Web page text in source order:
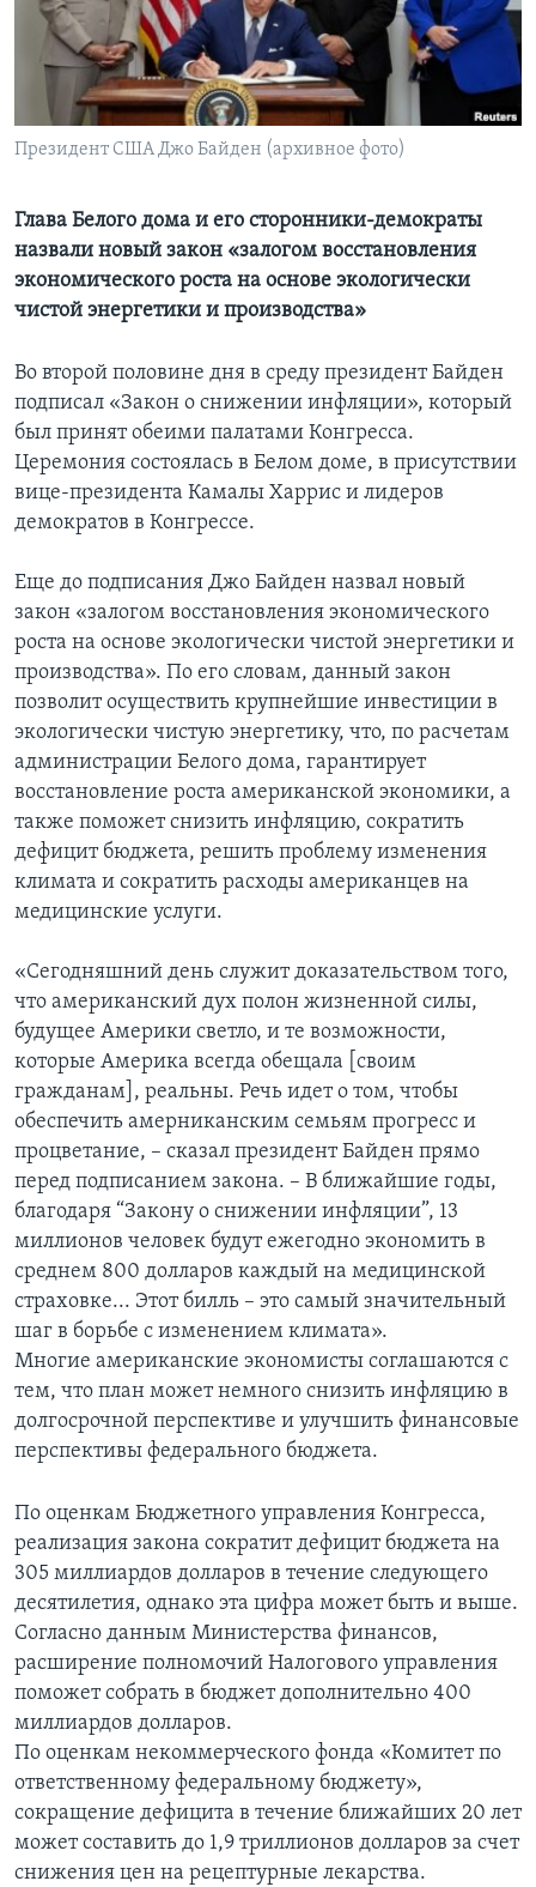
Learning English
СОЦИАЛЬНЫЕ СЕТИ
Языки
Президент США Джо Байден (архивное фото)
Глава Белого дома и его сторонники-демократы
назвали новый закон «залогом восстановления
экономического роста на основе экологически
чистой энергетики и производства»
Во второй половине дня в среду президент Байден
подписал «Закон о снижении инфляции», который
был принят обеими палатами Конгресса.
Церемония состоялась в Белом доме, в присутствии
вице-президента Камалы Харрис и лидеров
демократов в Конгрессе.
Еще до подписания Джо Байден назвал новый
закон «залогом восстановления экономического
роста на основе экологически чистой энергетики и
производства». По его словам, данный закон
позволит осуществить крупнейшие инвестиции в
экологически чистую энергетику, что, по расчетам
администрации Белого дома, гарантирует
восстановление роста американской экономики, а
также поможет снизить инфляцию, сократить
дефицит бюджета, решить проблему изменения
климата и сократить расходы американцев на
медицинские услуги.
«Сегодняшний день служит доказательством того,
что американский дух полон жизненной силы,
будущее Америки светло, и те возможности,
которые Америка всегда обещала [своим
гражданам], реальны. Речь идет о том, чтобы
обеспечить амерниканским семьям прогресс и
процветание, – сказал президент Байден прямо
перед подписанием закона. – В ближайшие годы,
благодаря “Закону о снижении инфляции”, 13
миллионов человек будут ежегодно экономить в
среднем 800 долларов каждый на медицинской
страховке... Этот билль – это самый значительный
шаг в борьбе с изменением климата».
Многие американские экономисты соглашаются с
тем, что план может немного снизить инфляцию в
долгосрочной перспективе и улучшить финансовые
перспективы федерального бюджета.
По оценкам Бюджетного управления Конгресса,
реализация закона сократит дефицит бюджета на
305 миллиардов долларов в течение следующего
десятилетия, однако эта цифра может быть и выше.
Согласно данным Министерства финансов,
расширение полномочий Налогового управления
поможет собрать в бюджет дополнительно 400
миллиардов долларов.
По оценкам некоммерческого фонда «Комитет по
ответственному федеральному бюджету»,
сокращение дефицита в течение ближайших 20 лет
может составить до 1,9 триллионов долларов за счет
снижения цен на рецептурные лекарства.